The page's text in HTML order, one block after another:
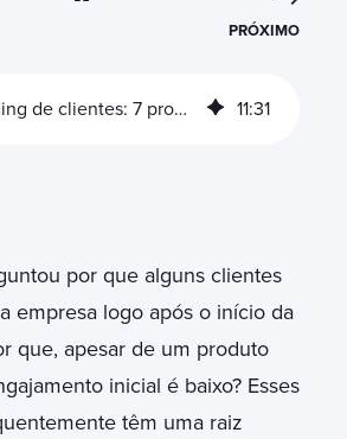
PRÓXIMO
Onboarding de clientes: 7 problemas comuns e como superá-los 11:31
por que alguns clientes
empresa logo após o início da
que, apesar de um produto
inicial é baixo? Esses
têm uma raiz